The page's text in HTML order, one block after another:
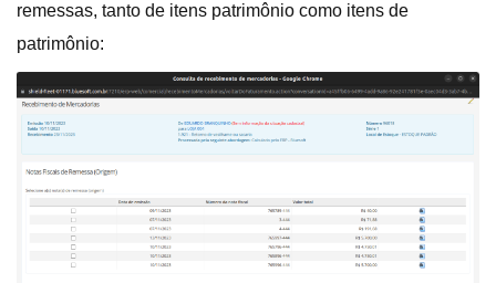
remessas, tanto de itens patrimônio como itens de
patrimônio: